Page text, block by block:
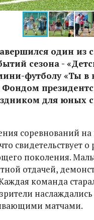
один из
сезона -
футболу «Ты в
для юных
соревнований
свидетельствует
поколения.
отдачей,
команда
матчами.